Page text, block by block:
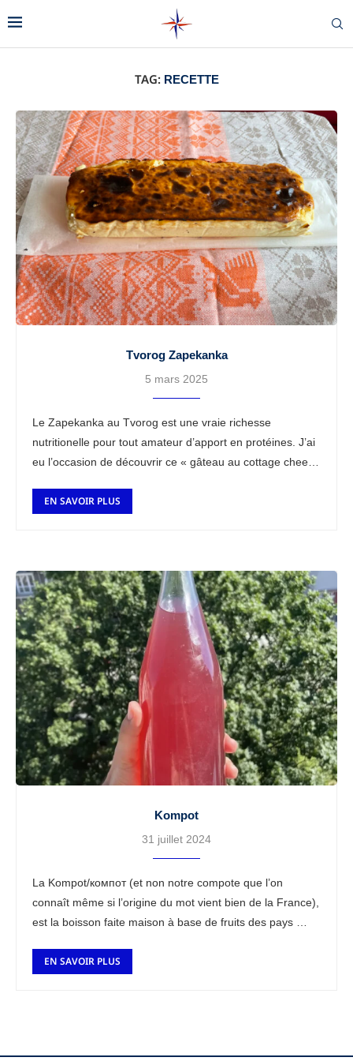
TAG: RECETTE
Tvorog Zapekanka
5 mars 2025
Le Zapekanka au Tvorog est une vraie richesse
nutritionelle pour tout amateur d’apport en protéines. J’ai
eu l’occasion de découvrir ce « gâteau au cottage cheese
EN SAVOIR PLUS
Kompot
31 juillet 2024
La Kompot/компот (et non notre compote que l’on
connaît même si l’origine du mot vient bien de la France),
est la boisson faite maison à base de fruits des pays …
EN SAVOIR PLUS